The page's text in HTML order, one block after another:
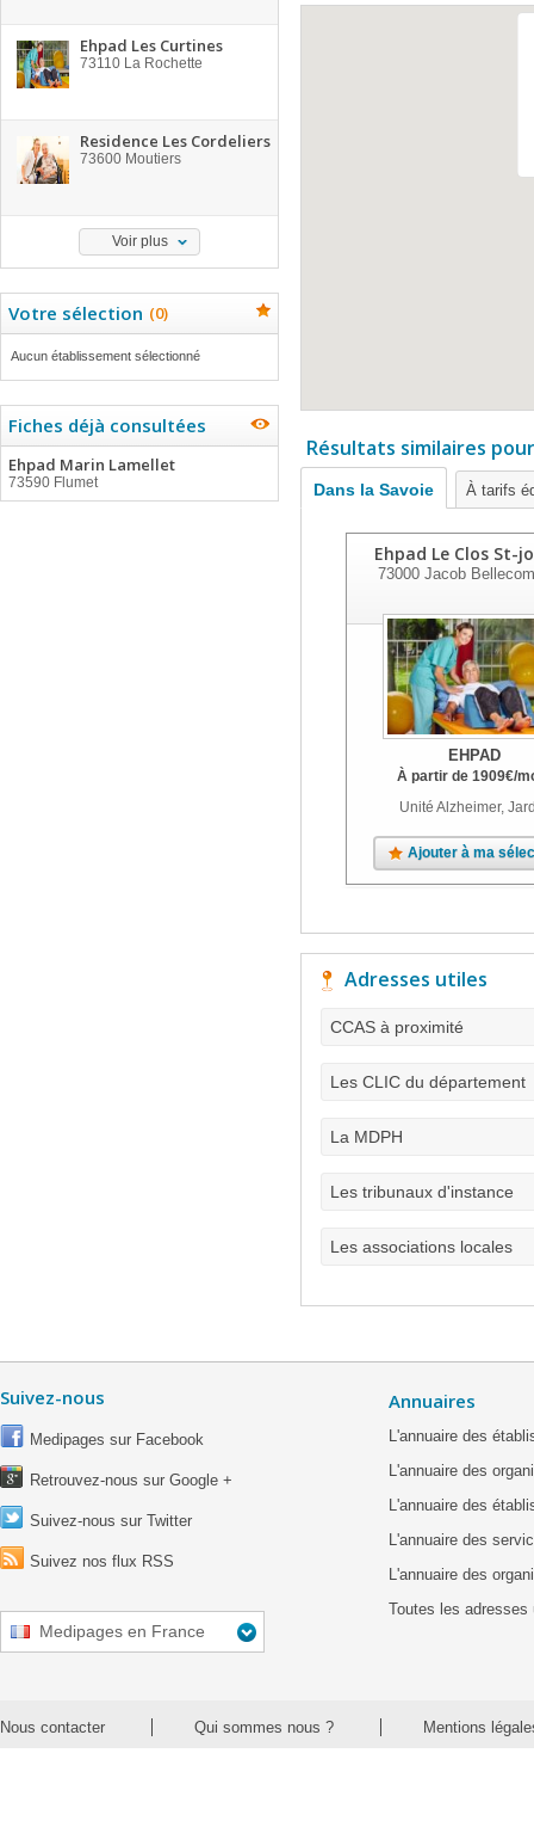
Ehpad Les Curtines
73110 La Rochette
Residence Les Cordeliers
73600 Moutiers
Voir plus
Votre sélection (0)
Aucun établissement sélectionné
Fiches déjà consultées
Ehpad Marin Lamellet
73590 Flumet
Résultats similaires
Dans la Savoie À tarifs
Ehpad Le Clos St-
73000 Jacob
EHPAD
À partir de 1909€/
Unité Alzheimer,
Ajouter à ma
Adresses utiles
CCAS à proximité
Les CLIC du département
La MDPH
Les tribunaux d'instance
Les associations locales
Suivez-nous
Medipages sur Facebook
Retrouvez-nous sur Google +
Suivez-nous sur Twitter
Suivez nos flux RSS
Medipages en France
Annuaires
L'annuaire des
L'annuaire des
L'annuaire des
L'annuaire des
L'annuaire des
Toutes les adresses
Nous contacter Qui sommes nous ? Mentions